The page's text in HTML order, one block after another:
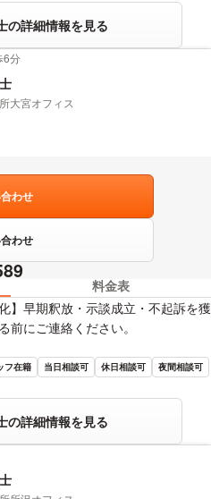
の詳細情報を見る
6分
大宮オフィス
わせ
わせ
料金表
】早期釈放・示談成立・不起訴を獲
にご連絡ください。
フ在籍 当日相談可 休日相談可
夜間相談可
の詳細情報を見る